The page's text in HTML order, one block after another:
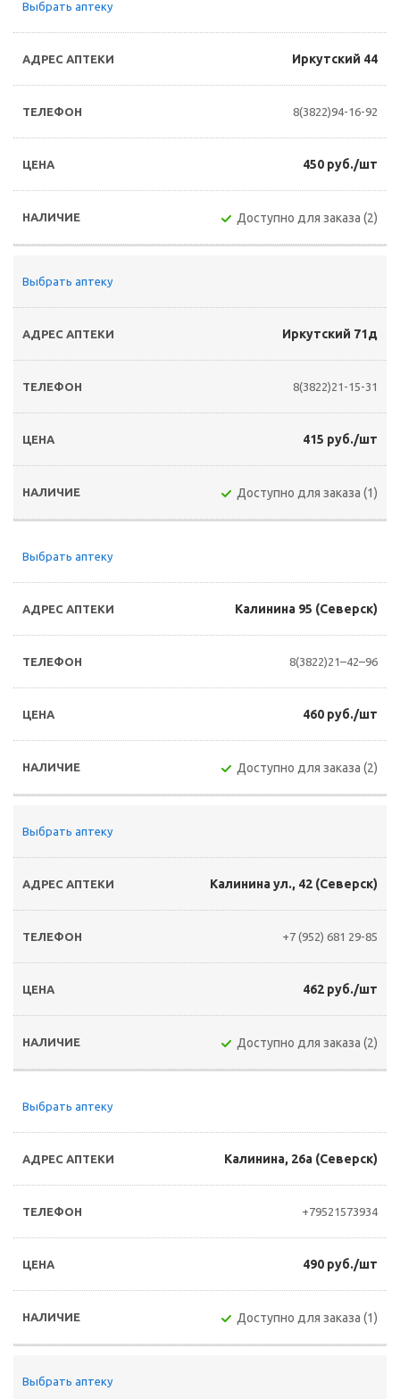
Выбрать аптеку
Иркутский 44
8(3822)94-16-92
450 руб./шт
Доступно для заказа (2)
Выбрать аптеку
Иркутский 71д
8(3822)21-15-31
415 руб./шт
Доступно для заказа (1)
Выбрать аптеку
Калинина 95 (Северск)
8(3822)21–42–96
460 руб./шт
Доступно для заказа (2)
Выбрать аптеку
Калинина ул., 42 (Северск)
+7 (952) 681 29-85
462 руб./шт
Доступно для заказа (2)
Выбрать аптеку
Калинина, 26а (Северск)
+79521573934
490 руб./шт
Доступно для заказа (1)
Выбрать аптеку